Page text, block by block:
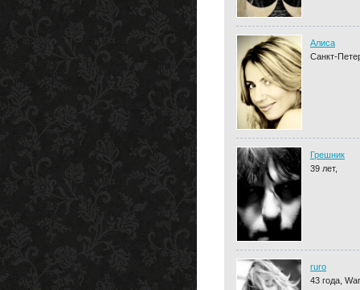
Алиса
Санкт-
Грешник
39 лет,
ruro
43 года,